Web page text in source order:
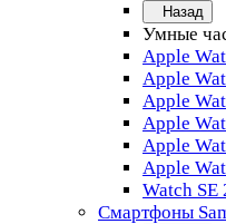
Назад
Умные
Apple
Apple
Apple
Apple
Apple
Apple
Watch SE
Смартфоны